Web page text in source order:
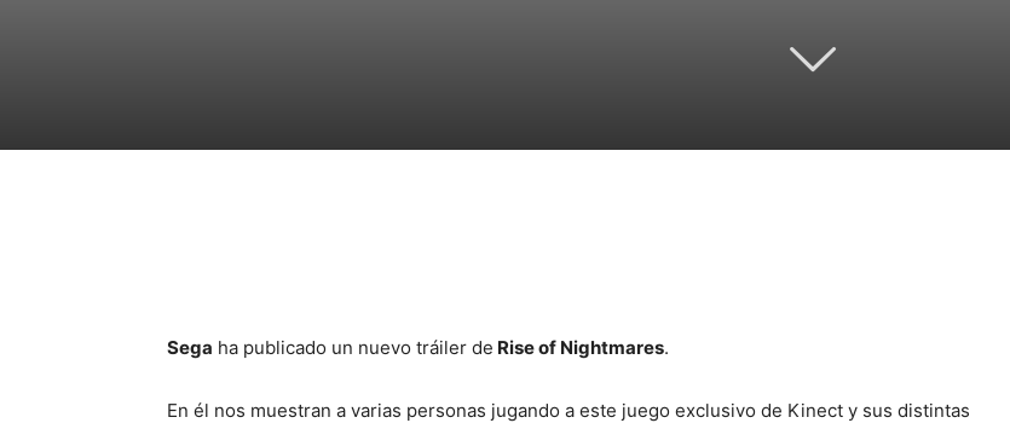
Sega ha publicado un nuevo tráiler de Rise of Nightmares.
En él nos muestran a varias personas jugando a este juego exclusivo de Kinect y sus distintas